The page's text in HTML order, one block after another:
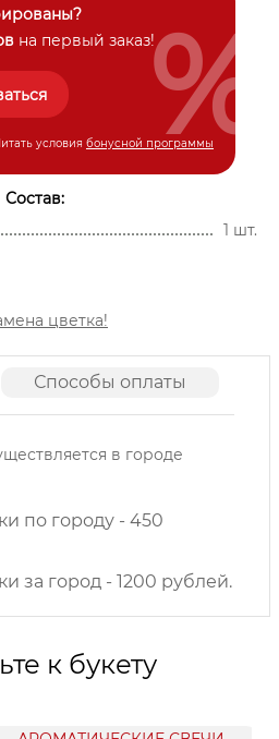
на первый заказ!
условия бонусной программы
%
Состав:
1 шт.
цветка!
Способы оплаты
в городе
по городу - 450
за город - 1200 рублей.
к букету